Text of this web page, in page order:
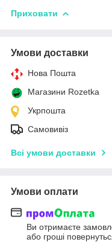
Приховати
Умови доставки
Нова Пошта
Магазини Rozetka
Укрпошта
Самовивіз
Всі умови доставки
Умови оплати
Ви отримаєте
або гроші